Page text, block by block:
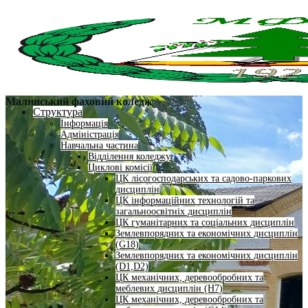
Структура
Інформація
Адміністрація
Навчальна частина
Відділення коледжу
Циклові комісії
ЦК лісогосподарських та садово-паркових
дисциплін
ЦК інформаційних технологій та
загальноосвітніх дисциплін
ЦК гуманітарних та соціальних дисциплін
Землевпорядних та економічних дисциплін
(G18)
Землевпорядних та економічних дисциплін
(D1,D2)
ЦК механічних, деревообробних та
меблевих дисциплін (H7)
ЦК механічних, деревообробних та
Малинський фаховий коледж